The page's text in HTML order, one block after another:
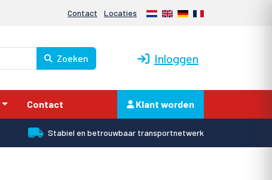
Contact Locaties Nederlands
EnglishDeutschFrançais
Zoeken Inloggen
Contact Klant worden
Stabiel en betrouwbaar transportnetwerk